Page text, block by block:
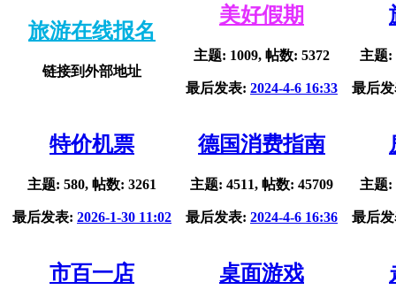
旅游在线报名
链接到外部地址
美好假期
主题: 1009, 帖数: 5372
最后发表: 2024-4-6 16:33
主题:
最后
特价机票
主题: 580, 帖数: 3261
最后发表: 2026-1-30 11:02
德国消费指南
主题: 4511, 帖数: 45709
最后发表: 2024-4-6 16:36
主题:
最后
市百一店 桌面游戏